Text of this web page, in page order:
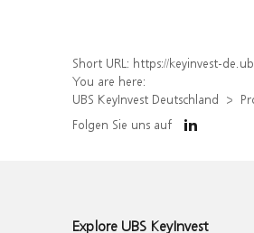
Short URL: https://keyinvest-de.ubs.com/produkt/detail/
You are here:
UBS KeyInvest Deutschland
Folgen Sie uns auf
Explore UBS KeyInvest